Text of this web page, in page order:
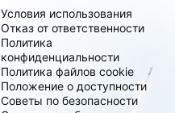
Условия использования
Отказ от ответственности
Политика
конфиденциальности
Политика файлов cookie
Положение о доступности
Советы по безопасности